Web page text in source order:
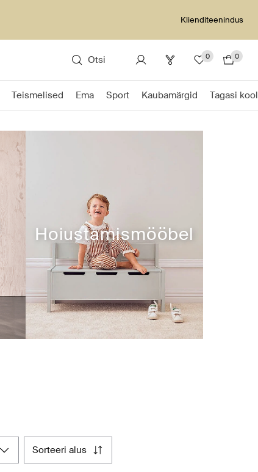
Klienditeenindus
Otsi 0 0
Teismelised Ema Sport Kaubamärgid Tagasi
Hoiustamismööbel
sorteeri alus